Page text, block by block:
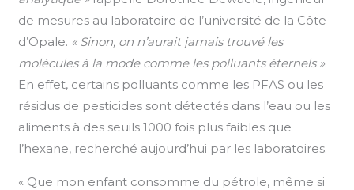
de mesures au laboratoire de l’université de la Côte
d’Opale. « Sinon, on n’aurait jamais trouvé les
molécules à la mode comme les polluants éternels ».
En effet, certains polluants comme les PFAS ou les
résidus de pesticides sont détectés dans l’eau ou les
aliments à des seuils 1000 fois plus faibles que
l’hexane, recherché aujourd’hui par les laboratoires.
« Que mon enfant consomme du pétrole, même si